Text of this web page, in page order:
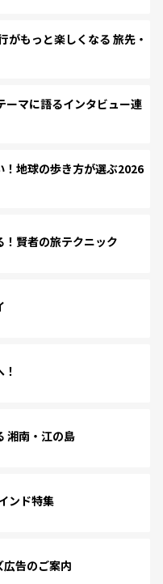
もっと楽しくなる 旅先・
ーマに語るインタビュー連
地球の歩き方が選ぶ2026
賢者の旅テクニック
湘南・江の島
ンド特集
広告のご案内